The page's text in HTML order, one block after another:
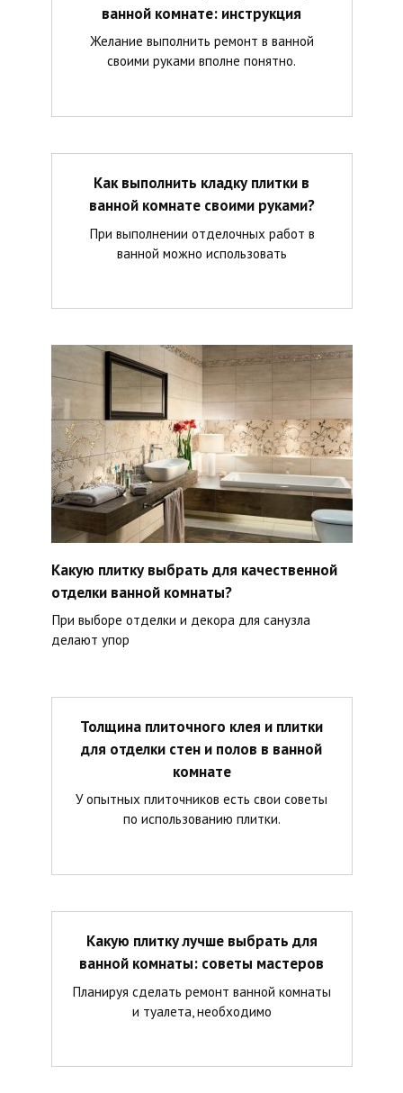
ванной комнате: инструкция
Желание выполнить ремонт в ванной
своими руками вполне понятно.
Как выполнить кладку плитки в
ванной комнате своими руками?
При выполнении отделочных работ в
ванной можно использовать
Какую плитку выбрать для качественной
отделки ванной комнаты?
При выборе отделки и декора для санузла
делают упор
Толщина плиточного клея и плитки
для отделки стен и полов в ванной
комнате
У опытных плиточников есть свои советы
по использованию плитки.
Какую плитку лучше выбрать для
ванной комнаты: советы мастеров
Планируя сделать ремонт ванной комнаты
и туалета, необходимо